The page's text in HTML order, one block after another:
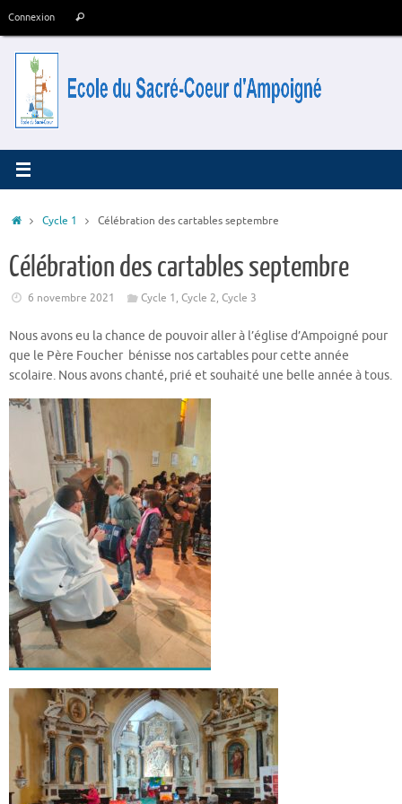
Connexion Rechercher
Accueil
Cycle 1 Célébration des cartables septembre
Célébration des cartables septembre
6 novembre 2021 Cycle 1,Cycle 2,Cycle 3
Nous avons eu la chance de pouvoir aller à l’église d’Ampoigné pour
que le Père Foucher bénisse nos cartables pour cette année
scolaire. Nous avons chanté, prié et souhaité une belle année à tous.